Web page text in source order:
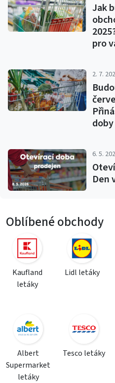
Jak
pro
2. 7.
doby
6. 5.
Den
Oblíbené obchody
Kaufland
letáky
Lidl letáky
Albert
Supermarket
letáky
Tesco letáky